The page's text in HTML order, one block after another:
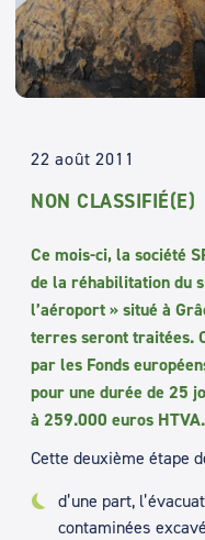
22 août 2011
NON CLASSIFIÉ(E)
Ce mois-ci, la société
de la réhabilitation du
l’aéroport » situé à
terres seront traitées.
par les Fonds
pour une durée de 25
à 259.000 euros HTVA.
Cette deuxième étape
d’une part,
contaminées